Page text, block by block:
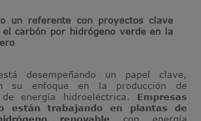
un referente con proyectos clave
carbón por hidrógeno verde en la
desempeñando un papel clave,
su enfoque en la producción de
energía hidroeléctrica. Empresas
están trabajando en plantas de
renovable con energía